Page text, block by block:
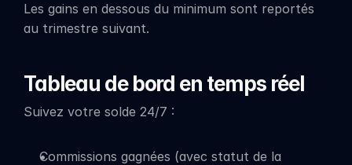
Les gains en dessous du minimum sont reportés
au trimestre suivant.
Tableau de bord en temps réel
Suivez votre solde 24/7 :
Commissions gagnées (avec statut de la